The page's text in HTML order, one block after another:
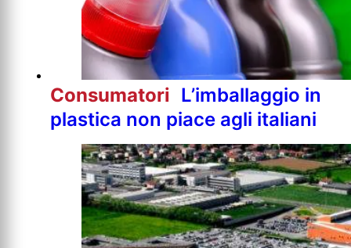
Consumatori L’imballaggio in
plastica non piace agli italiani